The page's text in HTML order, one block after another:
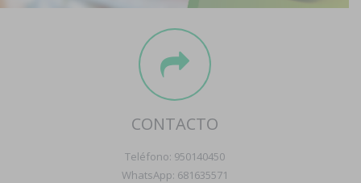
Boletín
CONTACTO
Teléfono: 950140450
WhatsApp: 681635571